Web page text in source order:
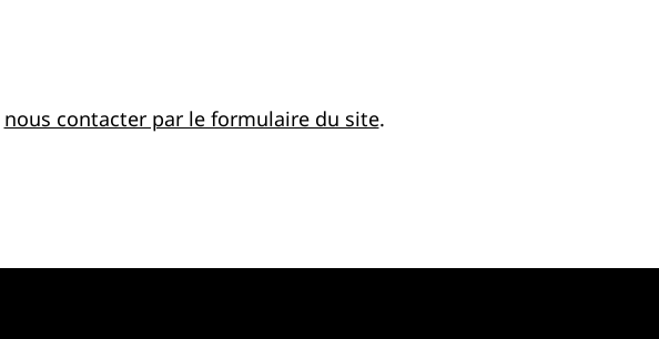
nous contacter par le formulaire du site.